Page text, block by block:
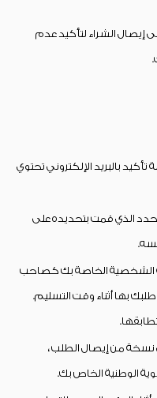
إيصال الشراء لتأكيد عدم
تأكيد بالبريد الإلكتروني تحتوي
الذي قمت بتحديده على
الشخصية الخاصة بك كصاحب
بها أثناء وقت التسليم.
نسخة من إيصال الطلب ،
الوطنية الخاص بك.